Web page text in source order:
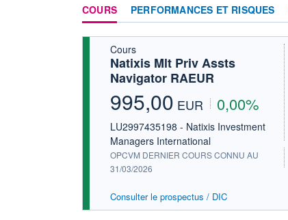
COURS PERFORMANCES ET RISQUES
Cours
Natixis Mlt Priv Assts
Navigator RAEUR
995,00 EUR 0,00%
LU2997435198 - Natixis Investment
Managers International
OPCVM DERNIER COURS CONNU AU
31/03/2026
Consulter le prospectus / DIC